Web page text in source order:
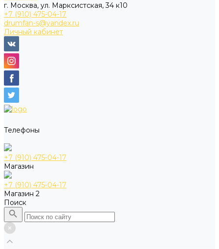
г. Москва, ул. Марксистская, 34 к10
+7 (910) 475-04-17
drumfan-s@yandex.ru
Личный кабинет
Телефоны
+7 (910) 475-04-17
Магазин
+7 (910) 475-04-17
Магазин 2
Поиск